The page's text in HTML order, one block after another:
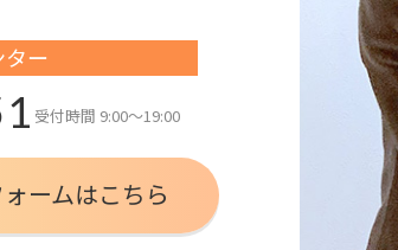
ー
受付時間 9:00～19:00
ームはこちら